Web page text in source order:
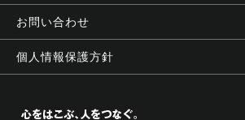
お問い合わせ
個人情報保護方針